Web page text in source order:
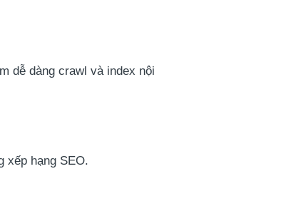
dễ dàng crawl và index nội
xếp hạng SEO.